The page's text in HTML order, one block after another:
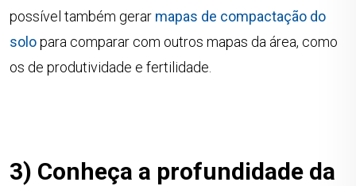
possível também gerar mapas de compactação do
solopara comparar com outros mapas da área, como
os de produtividade e fertilidade.
3) Conheça a profundidade da